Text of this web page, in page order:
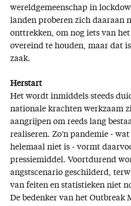
wereldgemeenschap in
landen proberen zich daaraan
onttrekken, om nog iets van
overeind te houden, maar dat
zaak.
Herstart
Het wordt inmiddels steeds
nationale krachten werkzaam
aangrijpen om reeds lang
realiseren. Zo’n pandemie -
helemaal niet is - vormt
pressiemiddel. Voortdurend
angstscenario geschilderd,
van feiten en statistieken niet
De bedenker van het Outbreak